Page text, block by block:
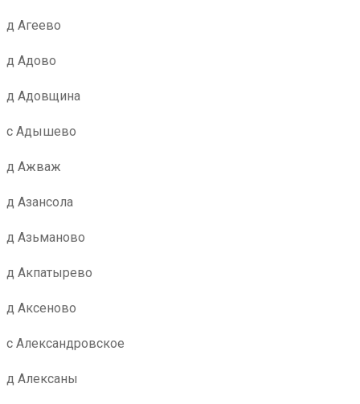
д Агеево
д Адово
д Адовщина
с Адышево
д Ажваж
д Азансола
д Азьманово
д Акпатырево
д Аксеново
с Александровское
д Алексаны